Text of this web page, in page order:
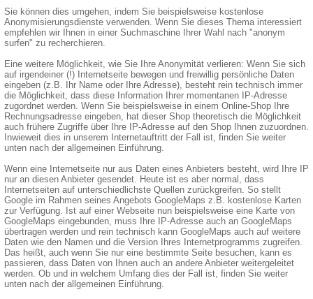
Sie können dies umgehen, indem Sie beispielsweise kostenlose
Anonymisierungsdienste verwenden. Wenn Sie dieses Thema interessiert
empfehlen wir Ihnen in einer Suchmaschine Ihrer Wahl nach "anonym
surfen" zu recherchieren.
Eine weitere Möglichkeit, wie Sie Ihre Anonymität verlieren: Wenn Sie sich
auf irgendeiner (!) Internetseite bewegen und freiwillig persönliche Daten
eingeben (z.B. Ihr Name oder Ihre Adresse), besteht rein technisch immer
die Möglichkeit, dass diese Information Ihrer momentanen IP-Adresse
zugordnet werden. Wenn Sie beispielsweise in einem Online-Shop Ihre
Rechnungsadresse eingeben, hat dieser Shop theoretisch die Möglichkeit
auch frühere Zugriffe über Ihre IP-Adresse auf den Shop Ihnen zuzuordnen.
Inwieweit dies in unserem Internetauftritt der Fall ist, finden Sie weiter
unten nach der allgemeinen Einführung.
Wenn eine Internetseite nur aus Daten eines Anbieters besteht, wird Ihre IP
nur an diesen Anbieter gesendet. Heute ist es aber normal, dass
Internetseiten auf unterschiedlichste Quellen zurückgreifen. So stellt
Google im Rahmen seines Angebots GoogleMaps z.B. kostenlose Karten
zur Verfügung. Ist auf einer Webseite nun beispielsweise eine Karte von
GoogleMaps eingebunden, muss Ihre IP-Adresse auch an GoogleMaps
übertragen werden und rein technisch kann GoogleMaps auch auf weitere
Daten wie den Namen und die Version Ihres Internetprogramms zugreifen.
Das heißt, auch wenn Sie nur eine bestimmte Seite besuchen, kann es
passieren, dass Daten von Ihnen auch an andere Anbieter weitergeleitet
werden. Ob und in welchem Umfang dies der Fall ist, finden Sie weiter
unten nach der allgemeinen Einführung.